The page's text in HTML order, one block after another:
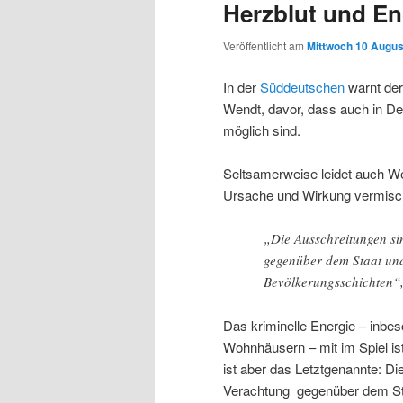
Herzblut und
Veröffentlicht am Mittwoch 10
In derSüddeutschenwarnt
Wendt, davor, dass auch in
möglich sind.
Seltsamerweise leidet auch
Ursache und Wirkung
„Die Ausschreitungen
gegenüber dem Staat
Bevölkerungsschichten“,
Das kriminelle Energie –
Wohnhäusern – mit im Spiel
ist aber das Letztgenannte:
Verachtung gegenüber dem